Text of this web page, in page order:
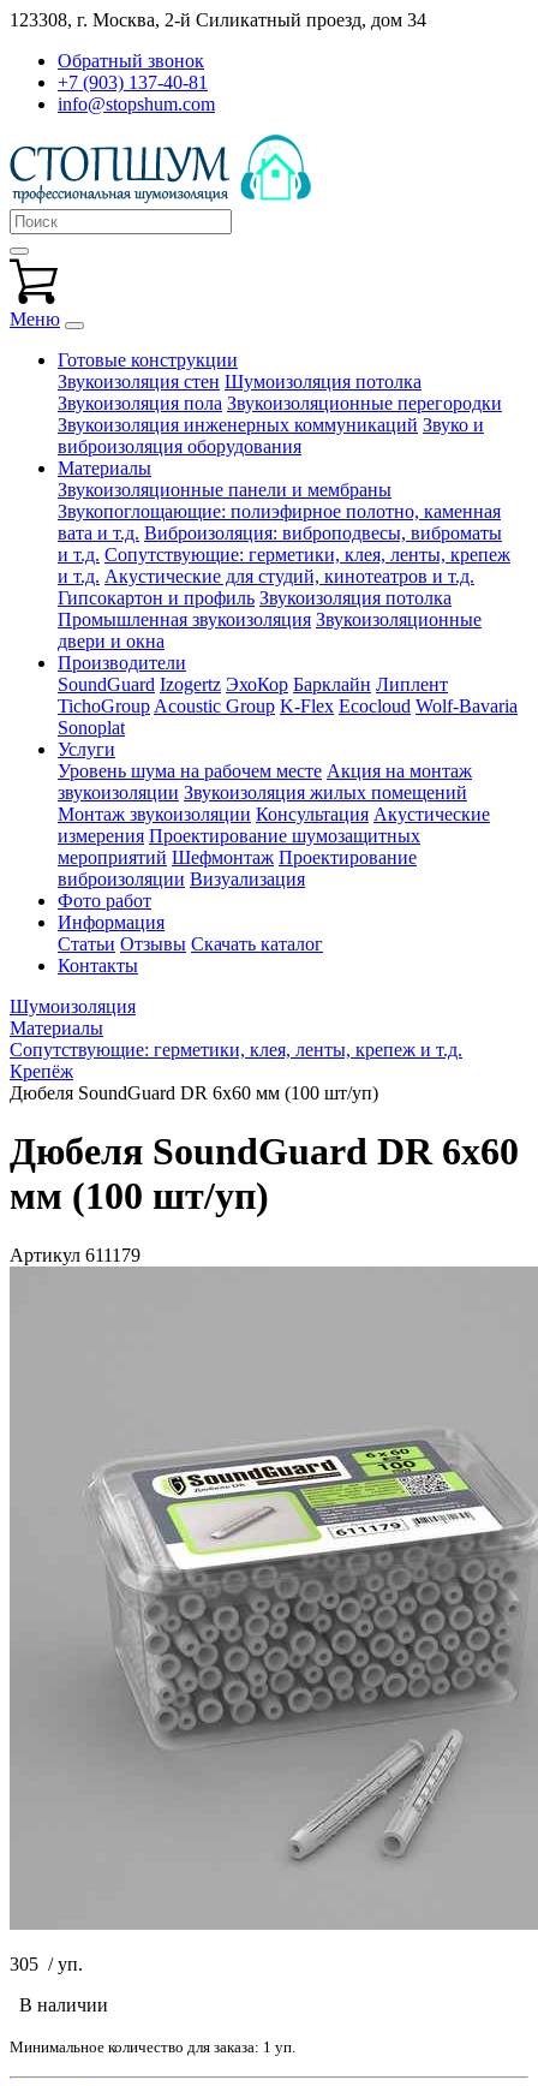
123308, г. Москва, 2-й Силикатный проезд, дом 34
Обратный звонок
+7 (903) 137-40-81
info@stopshum.com
Меню
Готовые конструкции
Звукоизоляция стен Шумоизоляция потолка
Звукоизоляция пола Звукоизоляционные перегородки
Звукоизоляция инженерных коммуникаций Звуко и
виброизоляция оборудования
Материалы
Звукоизоляционные панели и мембраны
Звукопоглощающие: полиэфирное полотно, каменная
вата и т.д. Виброизоляция: виброподвесы, виброматы
и т.д. Сопутствующие: герметики, клея, ленты, крепеж
и т.д. Акустические для студий, кинотеатров и т.д.
Гипсокартон и профиль Звукоизоляция потолка
Промышленная звукоизоляция Звукоизоляционные
двери и окна
Производители
SoundGuard Izogertz ЭхоКор Барклайн Липлент
TichoGroup Acoustic Group K-Flex Ecocloud Wolf-Bavaria
Sonoplat
Услуги
Уровень шума на рабочем месте Акция на монтаж
звукоизоляции Звукоизоляция жилых помещений
Монтаж звукоизоляции Консультация Акустические
измерения Проектирование шумозащитных
мероприятий Шефмонтаж Проектирование
виброизоляции Визуализация
Фото работ
Информация
Статьи Отзывы Скачать каталог
Контакты
Шумоизоляция
Материалы
Сопутствующие: герметики, клея, ленты, крепеж и т.д.
Крепёж
Дюбеля SoundGuard DR 6x60 мм (100 шт/уп)
Дюбеля SoundGuard DR 6x60
мм (100 шт/уп)
Артикул 611179
305 /уп.
В наличии
Минимальное количество для заказа: 1 уп.